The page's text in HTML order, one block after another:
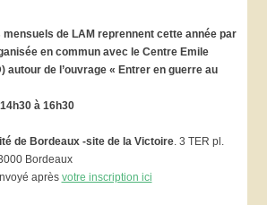
mensuels de LAM reprennent cette année par
en commun avec le Centre Emile
autour de l’ouvrage « Entrer en guerre au
à 16h30
de Bordeaux -site de la Victoire. 3 TER pl.
Bordeaux
après votre inscription ici